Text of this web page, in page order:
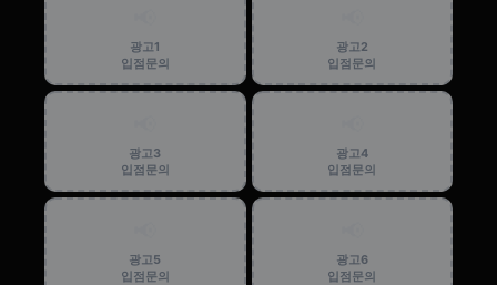
광고1
입점문의
광고2
입점문의
광고3
입점문의
광고4
입점문의
광고5
입점문의
광고6
입점문의